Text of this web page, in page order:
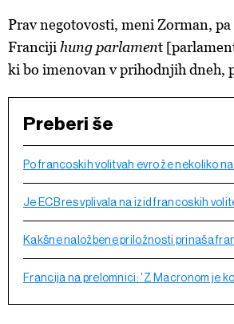
Prav negotovosti, meni Zorman,
Franciji hung parlament
ki bo imenovan v prihodnjih dneh,
Preberi še
Po francoskih volitvah evro že nekoliko
Je ECB res vplivala na izid francoskih
Kakšne naložbene priložnosti prinaša
Francija na prelomnici: 'Z Macronom je